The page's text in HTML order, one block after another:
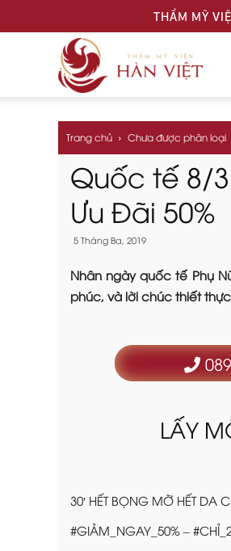
THẨM MỸ
Thẩm
viện
Trang chủ Chưa được phân loại
Quốc tế 8/
Ưu Đãi 50%
5 Tháng Ba, 2019
Nhân ngày quốc tế Phụ
phúc, và lời chúc thiết
LẤY
30′ HẾT BỌNG MỠ HẾT DA
#GIẢM_NGAY_50% –